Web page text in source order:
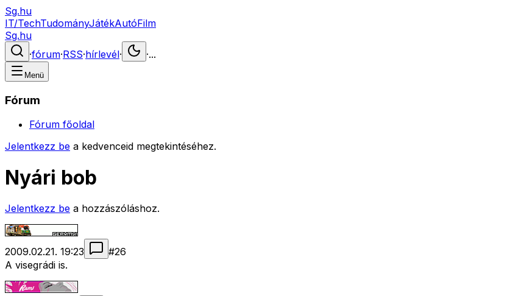
Sg.hu
IT/TechTudományJátékAutóFilm
Sg.hu
·fórum·RSS·hírlevél· ·...
Menü
Fórum
Fórum főoldal
Jelentkezz be a kedvenceid megtekintéséhez.
Nyári bob
Jelentkezz be a hozzászóláshoz.
2009.02.21. 19:23 #26
A visegrádi is.